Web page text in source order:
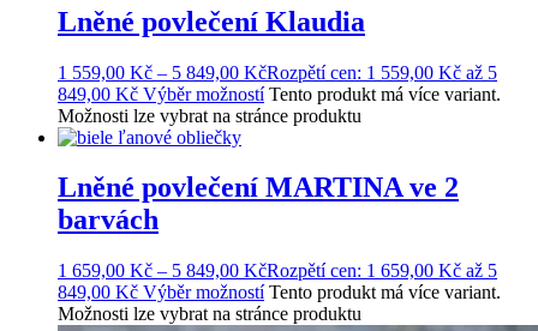
Lněné povlečení Klaudia
1 559,00 Kč – 5 849,00 KčRozpětí cen: 1 559,00 Kč až 5
849,00 Kč Výběr možností Tento produkt má více variant.
Možnosti lze vybrat na stránce produktu
Lněné povlečení MARTINA ve 2
barvách
1 659,00 Kč – 5 849,00 KčRozpětí cen: 1 659,00 Kč až 5
849,00 Kč Výběr možností Tento produkt má více variant.
Možnosti lze vybrat na stránce produktu